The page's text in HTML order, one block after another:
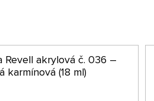
Revell akrylová č. 036 –
karmínová (18 ml)